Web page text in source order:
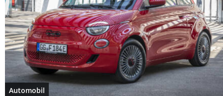
Automobil